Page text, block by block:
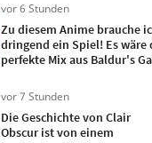
vor 6 Stunden
Zu diesem Anime brauche
dringend ein Spiel! Es wäre
perfekte Mix aus Baldur's
Actionspiel
vor 7 Stunden
Die Geschichte von Clair
Obscur ist von einem